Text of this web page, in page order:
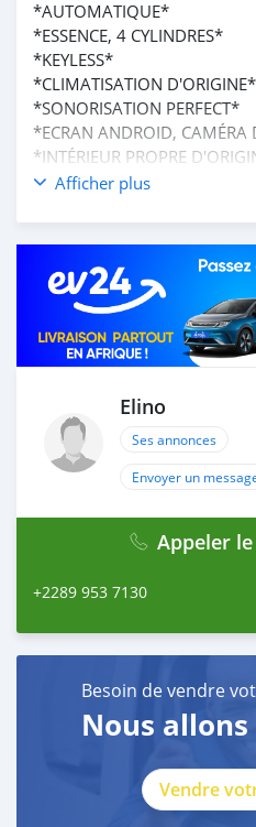
*AUTOMATIQUE*
*ESSENCE, 4 CYLINDRES*
*KEYLESS*
*CLIMATISATION D'ORIGINE*
*SONORISATION PERFECT*
*ECRAN ANDROID, CAMÉRA
*INTÉRIEUR PROPRE
*INTÉRIEUR TISSU PROPRE*
*KILOMÉTRAGE : 000KM*
_*PRIX HT : 43.000.000 F
Afficher plus
Elino
Ses annonces
Envoyer un
Appeler
+2289 953 7130
Besoin de vendre
Nous
Vendre